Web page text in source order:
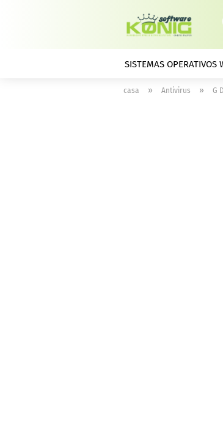
SISTEMAS OPERATIVOS
casa » Antivirus » G